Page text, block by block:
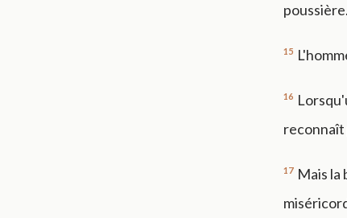
poussière.
15
16
reconnaît
17 Mais la